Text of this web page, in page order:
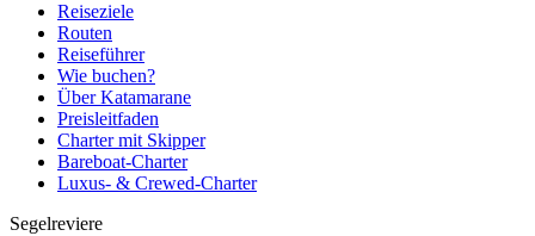
Reiseziele
Routen
Reiseführer
Wie buchen?
Über Katamarane
Preisleitfaden
Charter mit Skipper
Bareboat-Charter
Luxus- & Crewed-Charter
Segelreviere